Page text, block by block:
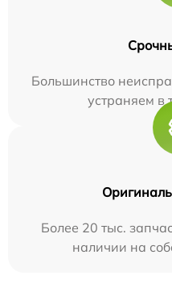
Большинство
устраняем в
Более 20 тыс.
наличии на